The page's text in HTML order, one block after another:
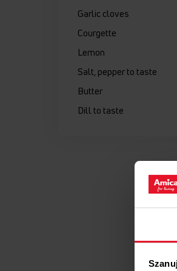
Garlic cloves
Courgette
Lemon
Salt, pepper to taste
Butter
Dill to taste